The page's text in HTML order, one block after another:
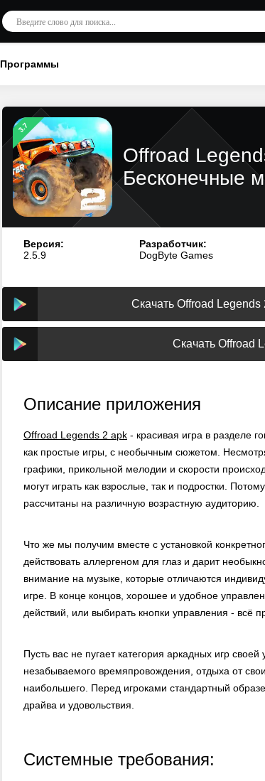
Программы
3.7
Offroad
Бесконечные
Версия:
2.5.9
Разработчик:
DogByte Games
Скачать Offroad
Скачать Offroad
Описание приложения
Offroad Legends 2 apk - красивая игра в разделе
как простые игры, с необычным сюжетом.
графики, прикольной мелодии и скорости
могут играть как взрослые, так и подростки.
рассчитаны на различную возрастную аудиторию.
Что же мы получим вместе с установкой
действовать аллергеном для глаз и дарит
внимание на музыке, которые отличаются
игре. В конце концов, хорошее и удобное
действий, или выбирать кнопки управления - всё
Пусть вас не пугает категория аркадных игр
незабываемого времяпровождения, отдыха от
наибольшего. Перед игроками стандартный
драйва и удовольствия.
Системные требования: